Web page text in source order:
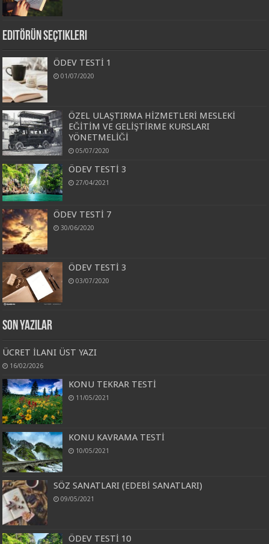
Editörün Seçtikleri
ÖDEV TESTİ 1
01/07/2020
ÖZEL ULAŞTIRMA HİZMETLERİ MESLEKİ
EĞİTİM VE GELİŞTİRME KURSLARI
YÖNETMELİĞİ
05/07/2020
ÖDEV TESTİ 3
27/04/2021
ÖDEV TESTİ 7
30/06/2020
ÖDEV TESTİ 3
03/07/2020
Son Yazılar
ÜCRET İLANI ÜST YAZI
16/02/2026
KONU TEKRAR TESTİ
11/05/2021
KONU KAVRAMA TESTİ
10/05/2021
SÖZ SANATLARI (EDEBİ SANATLARI)
09/05/2021
ÖDEV TESTİ 10